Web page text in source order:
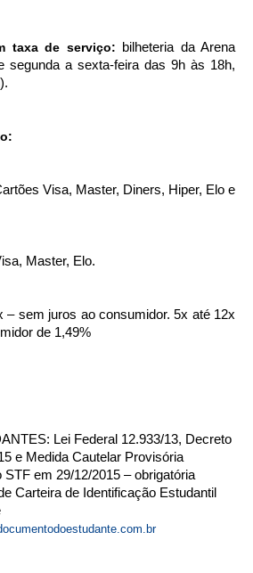
taxa de serviço: bilheteria da Arena
segunda a sexta-feira das 9h às 18h,
Visa, Master, Diners, Hiper, Elo e
Master, Elo.
– sem juros ao consumidor. 5x até 12x
de 1,49%
Lei Federal 12.933/13, Decreto
e Medida Cautelar Provisória
STF em 29/12/2015 – obrigatória
Carteira de Identificação Estudantil